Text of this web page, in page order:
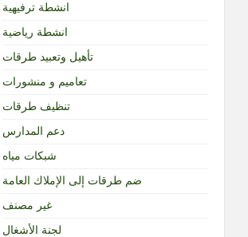
انشطة ترفيهية
انشطة رياضية
تأهيل وتعبيد طرقات
تعاميم و منشورات
تنظيف طرقات
دعم المدارس
شبكات مياه
ضم طرقات إلى الإملاك العامة
غير مصنف
لجنة الأشغال